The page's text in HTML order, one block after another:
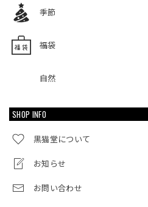
季節
福袋
自然
SHOP INFO
黒猫堂について
お知らせ
お問い合わせ